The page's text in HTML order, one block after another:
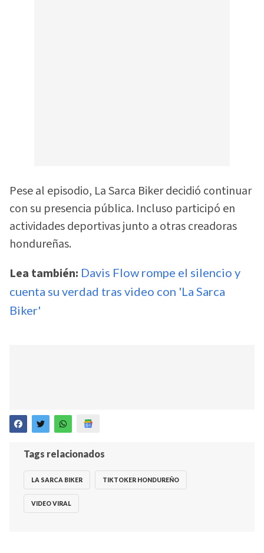
Pese al episodio, La Sarca Biker decidió continuar
con su presencia pública. Incluso participó en
actividades deportivas junto a otras creadoras
hondureñas.
Lea también: Davis Flow rompe el silencio y
cuenta su verdad tras video con 'La Sarca
Biker'
Tags relacionados
LA SARCA BIKER TIKTOKER HONDUREÑO
VIDEO VIRAL